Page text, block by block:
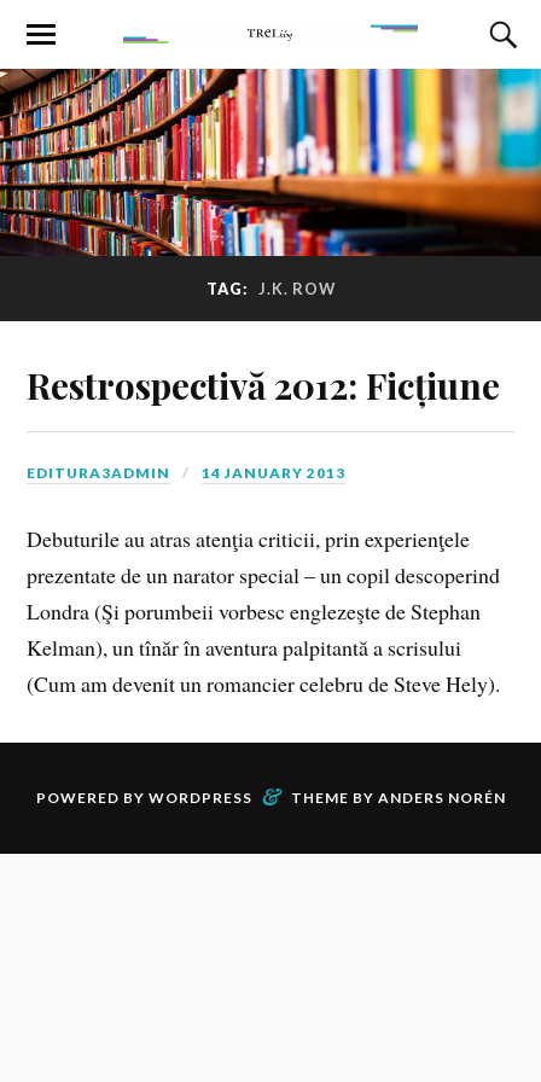
TAG: J.K. ROW
Restrospectivă 2012: Ficțiune
EDITURA3ADMIN 14 JANUARY 2013
Debuturile au atras atenţia criticii, prin experienţele
prezentate de un narator special – un copil descoperind
Londra (Şi porumbeii vorbesc englezeşte de Stephan
Kelman), un tînăr în aventura palpitantă a scrisului
(Cum am devenit un romancier celebru de Steve Hely).
POWERED BY WORDPRESS & THEME BY ANDERS NORÉN